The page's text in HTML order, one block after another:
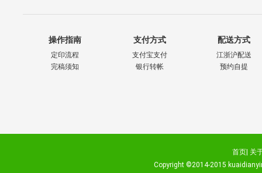
操作指南
定印流程
完稿须知
支付方式
支付宝支付
银行转帐
配送方式
江浙沪配送
预约自提
首页| 关
Copyright ©2014-2015